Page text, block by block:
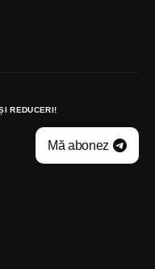
REDUCERI!
Mă abonez